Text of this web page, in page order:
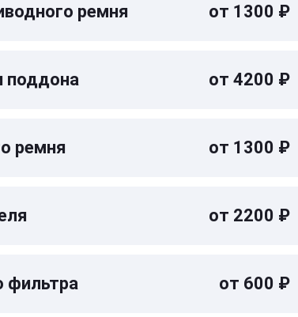
ремня от 1300 ₽
поддона от 4200 ₽
ремня от 1300 ₽
от 2200 ₽
фильтра от 600 ₽